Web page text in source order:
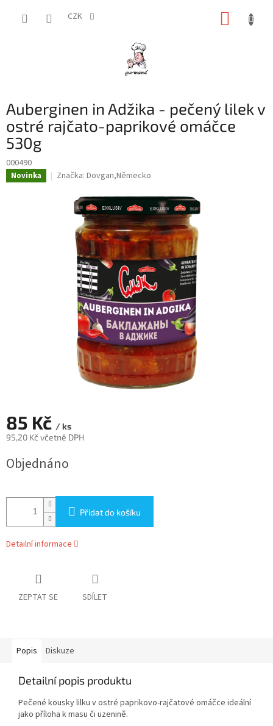
CZK
Auberginen in Adžika - pečený lilek v
ostré rajčato-paprikové omáčce
530g
000490
Novinka Značka: Dovgan,Německo
85 Kč / ks
95,20 Kč včetně DPH
cena:
Objednáno
Přidat do košíku
Detailní informace
ZEPTAT SE SDÍLET
Popis Diskuze
Detailní popis produktu
Pečené kousky lilku v ostré paprikovo-rajčatové omáčce ideální
jako příloha k masu či uzenině.